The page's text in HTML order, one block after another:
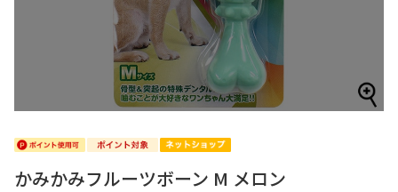
かみかみフルーツボーン M メロン